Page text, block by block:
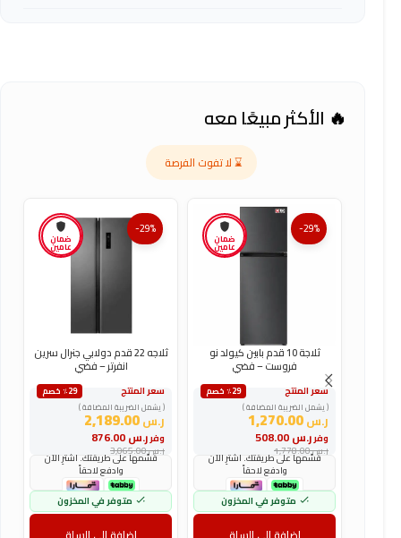
🔥 الأكثر مبيعًا معه
⌛ لا تفوت الفرصة
ضمان
عامين
-29%
ثلاجة 10 قدم بابين كيولد نو
فروست – فضي
سعر المنتج
٪29 خصم
( يشمل الضريبة المضافة )
ر.س1,270.00
وفرر.س
ر.س1,778.00
قسّمها على طريقتك. اشترِ الآن
وادفع لاحقاً
متوفر في المخزون
ضمان
عامين
-29%
ثلاجه 22 قدم دولابي جنرال سرين
انفرتر – فضي
سعر المنتج
٪29 خصم
( يشمل الضريبة المضافة )
ر.س2,189.00
وفرر.س
ر.س3,065.00
قسّمها على طريقتك. اشترِ الآن
وادفع لاحقاً
متوفر في المخزون